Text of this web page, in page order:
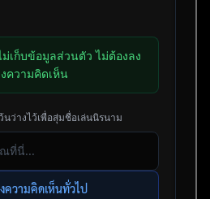
เก็บข้อมูลส่วนตัว ไม่ต้องลง
ความคิดเห็น
นว่างไว้เพื่อสุ่มชื่อเล่นนิรนาม
ความคิดเห็นทั่วไป